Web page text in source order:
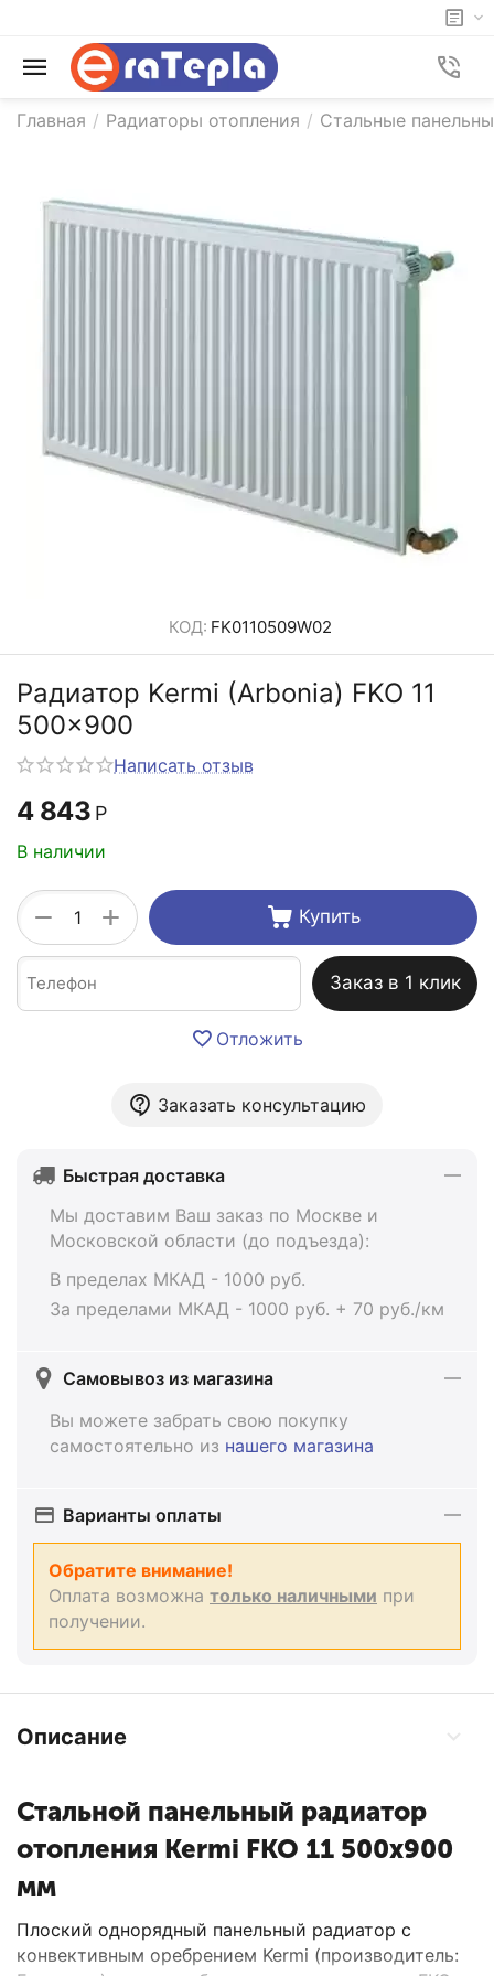
Главная / Радиаторы отопления / Стальные
КОД: FK0110509W02
Радиатор Kermi (Arbonia) FKO 11
500x900
Написать отзыв
4 843 Р
В наличии
+
− Купить
Заказ в 1 клик
Отложить
Заказать консультацию
Быстрая доставка
Мы доставим Ваш заказ по Москве и
Московской области (до подъезда):
В пределах МКАД - 1000 руб.
За пределами МКАД - 1000 руб. + 70 руб./км
Самовывоз из магазина
Вы можете забрать свою покупку
самостоятельно из нашего магазина
Варианты оплаты
Обратите внимание!
Оплата возможна только наличными при
получении.
Описание
Стальной панельный радиатор
отопления Kermi FKO 11 500x900
мм
Плоский однорядный панельный радиатор с
конвективным оребрением Kermi (производитель: